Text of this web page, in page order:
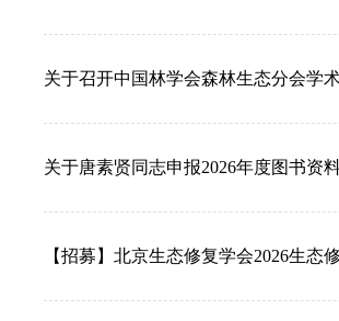
关于召开中国林学会森林生态分会学
关于唐素贤同志申报2026年度图书资
【招募】北京生态修复学会2026生态